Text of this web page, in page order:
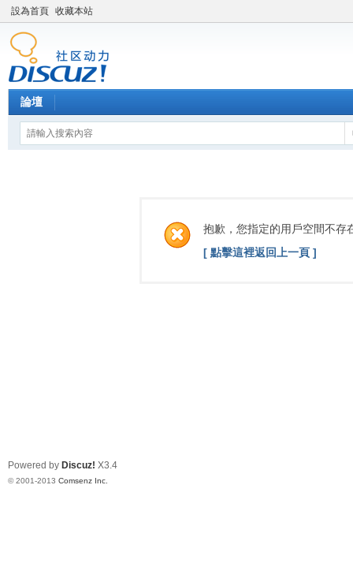
設為首頁 收藏本站
論壇
抱歉，您指定的用戶空間不存
[ 點擊這裡返回上一頁 ]
Powered by Discuz! X3.4
© 2001-2013 Comsenz Inc.